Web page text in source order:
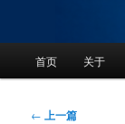
首页 关于
文
← 上一篇